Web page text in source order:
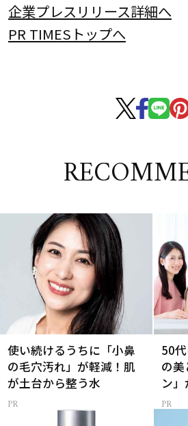
企業プレスリリース詳細へ
PR TIMESトップへ
使い続けるうちに「小鼻
の毛穴汚れ」が軽減！肌
が土台から整う水
50
の
ン